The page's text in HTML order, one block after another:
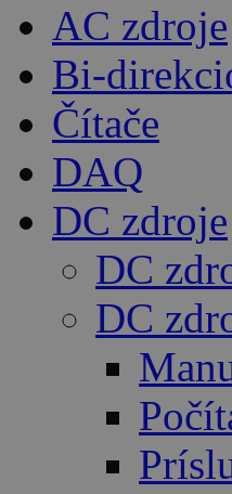
AC zdroje
Bi-
Čítače
DAQ
DC zdroje
DC
DC